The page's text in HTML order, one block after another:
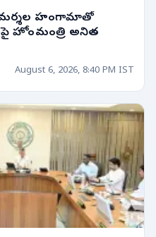
హంగామాతో
హోంమంత్రి అనిత
August 6, 2026, 8:40 PM IST